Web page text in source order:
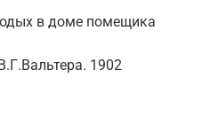
в доме помещика
1902